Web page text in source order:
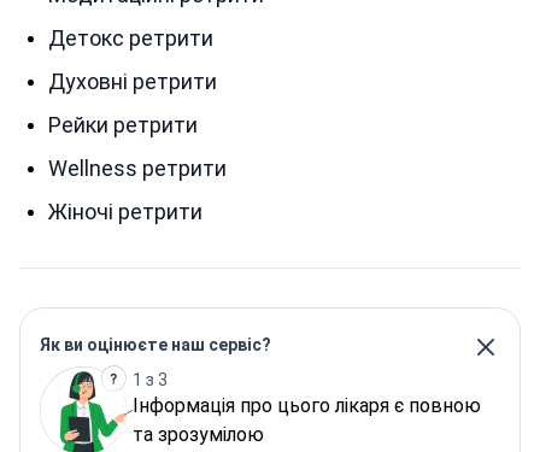
Детокс ретрити
Духовні ретрити
Рейки ретрити
Wellness ретрити
Жіночі ретрити
Як ви оцінюєте наш сервіс?
1 з 3
Інформація про цього лікаря є повною
та зрозумілою